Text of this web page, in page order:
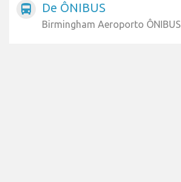
directions_bus De ÔNIBUS
Birmingham Aeroporto ÔNIBUS